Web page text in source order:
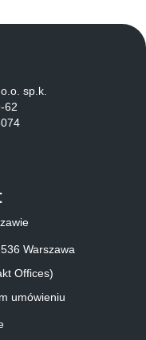
sp.k.
62
Warszawa
Offices)
umówieniu